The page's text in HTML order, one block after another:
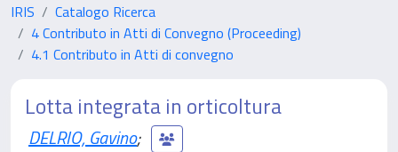
IRIS
Catalogo Ricerca
4 Contributo in Atti di Convegno (Proceeding)
4.1 Contributo in Atti di convegno
Lotta integrata in orticoltura
DELRIO, Gavino;